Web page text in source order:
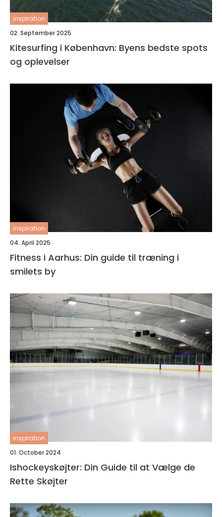
inspiration
02. September 2025
Kitesurfing i København: Byens bedste spots
og oplevelser
inspiration
04. April 2025
Fitness i Aarhus: Din guide til træning i
smilets by
inspiration
01. October 2024
Ishockeyskøjter: Din Guide til at Vælge de
Rette Skøjter